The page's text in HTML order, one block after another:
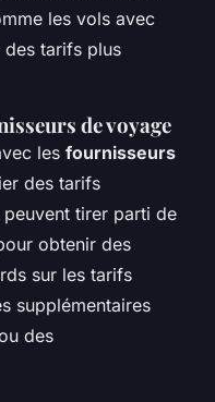
les vols avec
tarifs plus
de voyage
les fournisseurs
des tarifs
tirer parti de
obtenir des
sur les tarifs
supplémentaires
des